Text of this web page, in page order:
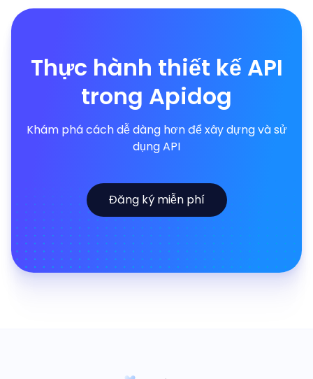
Thực hành thiết kế API
trong Apidog
Khám phá cách dễ dàng hơn để xây dựng và sử
dụng API
Đăng ký miễn phí